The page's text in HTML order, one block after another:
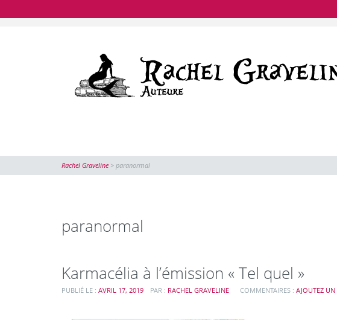
Rachel Graveline > paranormal
paranormal
Karmacélia à l’émission « Tel quel »
PUBLIÉ LE : AVRIL 17, 2019 PAR : RACHEL GRAVELINE COMMENTAIRES :AJOUTEZ